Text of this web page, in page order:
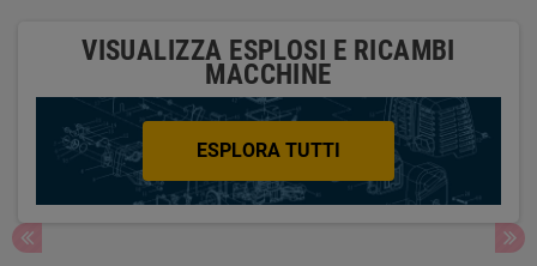
VISUALIZZA ESPLOSI E RICAMBI
MACCHINE
ESPLORA TUTTI